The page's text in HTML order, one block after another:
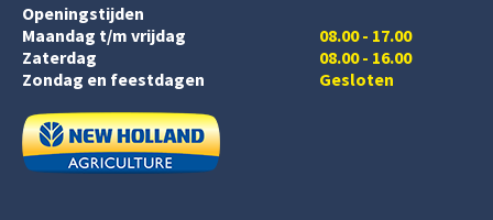
Openingstijden
Maandag t/m vrijdag
Zaterdag
08.00 - 17.00
08.00 - 16.00
Zondag en feestdagen
Gesloten